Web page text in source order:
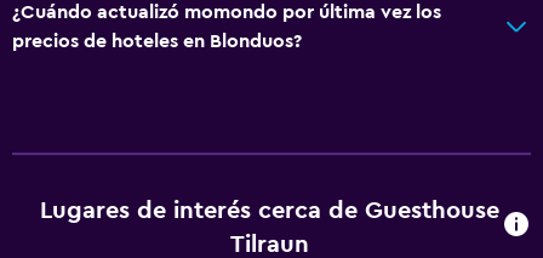
¿Cuándo actualizó momondo por última vez los
precios de hoteles en Blonduos?
Lugares de interés cerca de Guesthouse
Tilraun